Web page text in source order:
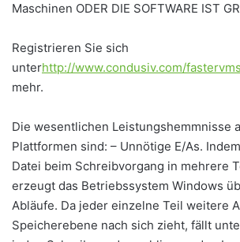
Maschinen ODER DIE SOFTWARE IST
Registrieren Sie sich
unterhttp://www.condusiv.com/fastervms
mehr.
Die wesentlichen Leistungshemmnisse
Plattformen sind: – Unnötige E/As.
Datei beim Schreibvorgang in mehrere
erzeugt das Betriebssystem Windows
Abläufe. Da jeder einzelne Teil weitere
Speicherebene nach sich zieht, fällt